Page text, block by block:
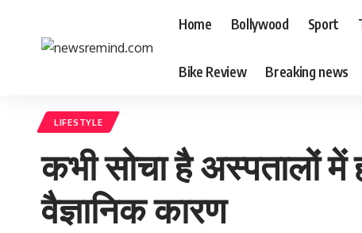
Home Bollywood Sport
Bike Review Breaking news
LIFESTYLE
कभी सोचा है अस्पतालों में
वैज्ञानिक कारण